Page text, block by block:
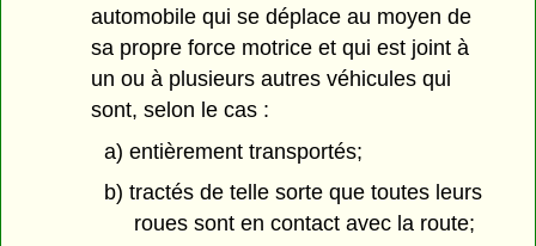
automobile qui se déplace au moyen de
sa propre force motrice et qui est joint à
un ou à plusieurs autres véhicules qui
sont, selon le cas :
a) entièrement transportés;
b) tractés de telle sorte que toutes leurs
roues sont en contact avec la route;